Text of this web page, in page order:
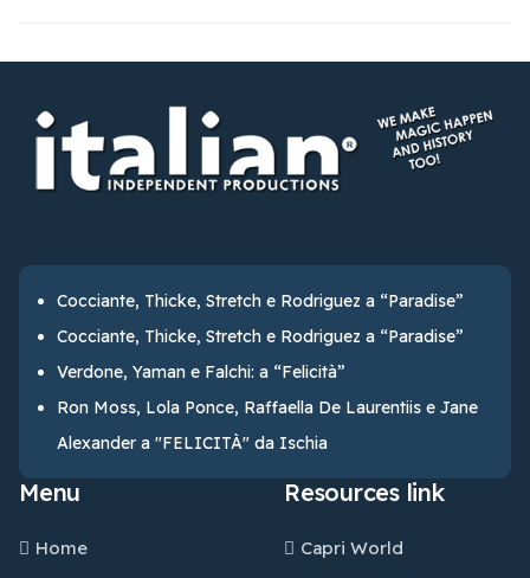
Cocciante, Thicke, Stretch e Rodriguez a “Paradise”
Cocciante, Thicke, Stretch e Rodriguez a “Paradise”
Verdone, Yaman e Falchi: a “Felicità”
Ron Moss, Lola Ponce, Raffaella De Laurentiis e Jane
Alexander a "FELICITÀ" da Ischia
Menu
Home
Resources link
Capri World